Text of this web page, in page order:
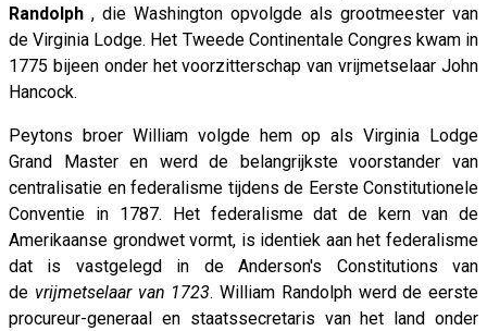
Randolph , die Washington opvolgde als grootmeester van
de Virginia Lodge. Het Tweede Continentale Congres kwam in
1775 bijeen onder het voorzitterschap van vrijmetselaar John
Hancock.
Peytons broer William volgde hem op als Virginia Lodge
Grand Master en werd de belangrijkste voorstander van
centralisatie en federalisme tijdens de Eerste Constitutionele
Conventie in 1787. Het federalisme dat de kern van de
Amerikaanse grondwet vormt, is identiek aan het federalisme
dat is vastgelegd in de Anderson's Constitutions van
de vrijmetselaar van 1723. William Randolph werd de eerste
procureur-generaal en staatssecretaris van het land onder